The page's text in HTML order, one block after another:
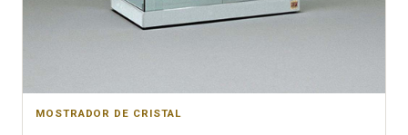
MOSTRADOR DE CRISTAL